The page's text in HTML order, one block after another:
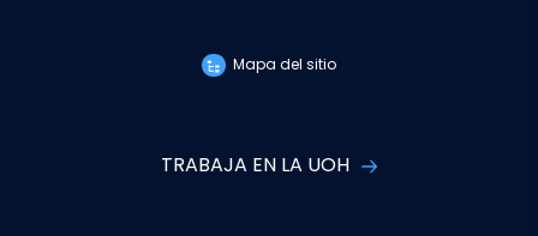
Mapa del sitio
TRABAJA EN LA UOH